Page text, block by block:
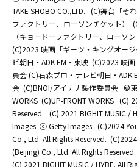
TAKE SHOBO CO.,LTD. (C)舞台「そ
ファクトリー、ローソンチケット）
（キョードーファクトリー、ローソン
(C)2023 映画「ギーツ・キングオー
ビ朝日・ADK EM・東映 (C)2023 映
員会 (C)石森プロ・テレビ朝日・ADK
会 (C)BNOI/アイナナ製作委員会 ©
WORKS (C)UP-FRONT WORKS (C)
Reserved. (C) 2021 BIGHIT MUSIC /
Images ⓒ Getty Images (C)2024
Co., Ltd. All Rights Reserved.
(Beijing) Co., Ltd. All Rights Reserved.
(C) 2021 BIGHIT MUSIC / HYBE. All